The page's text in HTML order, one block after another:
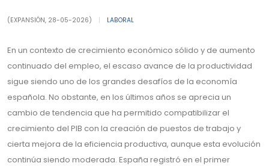
(EXPANSIÓN, 28-05-2026) LABORAL
En un contexto de crecimiento económico sólido y de aumento
continuado del empleo, el escaso avance de la productividad
sigue siendo uno de los grandes desafíos de la economía
española. No obstante, en los últimos años se aprecia un
cambio de tendencia que ha permitido compatibilizar el
crecimiento del PIB con la creación de puestos de trabajo y
cierta mejora de la eficiencia productiva, aunque esta evolución
continúa siendo moderada. España registró en el primer